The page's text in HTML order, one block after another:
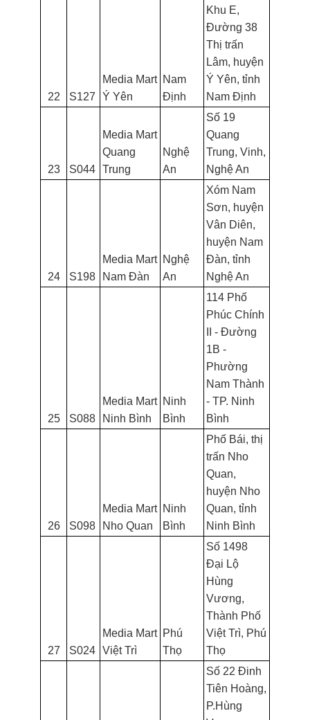
22 S127
Media Mart
Ý Yên
Nam
Định
Khu E,
Đường 38
Thị trấn
Lâm, huyện
Ý Yên, tỉnh
Nam Định
23 S044
Media Mart
Quang
Trung
Nghệ
An
Số 19
Quang
Trung, Vinh,
Nghệ An
24 S198
Media Mart
Nam Đàn
Nghệ
An
Xóm Nam
Sơn, huyện
Vân Diên,
huyện Nam
Đàn, tỉnh
Nghệ An
25 S088
Media Mart
Ninh Bình
Ninh
Bình
114 Phố
Phúc Chính
II - Đường
1B -
Phường
Nam Thành
- TP. Ninh
Bình
26 S098
Media Mart
Nho Quan
Ninh
Bình
Phố Bái, thị
trấn Nho
Quan,
huyện Nho
Quan, tỉnh
Ninh Bình
27 S024
Media Mart
Việt Trì
Phú
Thọ
Số 1498
Đại Lộ
Hùng
Vương,
Thành Phố
Việt Trì, Phú
Thọ
Số 22 Đinh
Tiên Hoàng,
P.Hùng